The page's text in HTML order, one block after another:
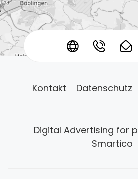
* * *
Kontakt Datenschutz
Digital Advertising for
Smartico